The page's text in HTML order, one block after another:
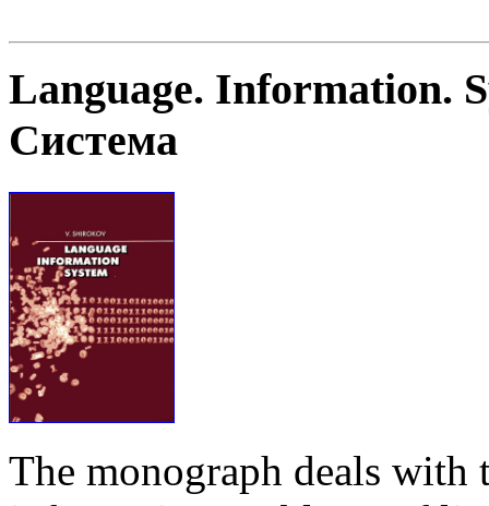
Language. Information.
Система
The monograph deals with